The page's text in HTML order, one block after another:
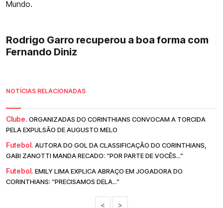
Mundo.
Rodrigo Garro recuperou a boa forma com
Fernando Diniz
NOTÍCIAS RELACIONADAS
Clube. ORGANIZADAS DO CORINTHIANS CONVOCAM A TORCIDA
PELA EXPULSÃO DE AUGUSTO MELO
Futebol. AUTORA DO GOL DA CLASSIFICAÇÃO DO CORINTHIANS,
GABI ZANOTTI MANDA RECADO: “POR PARTE DE VOCÊS...”
Futebol. EMILY LIMA EXPLICA ABRAÇO EM JOGADORA DO
CORINTHIANS: “PRECISAMOS DELA...”
< >